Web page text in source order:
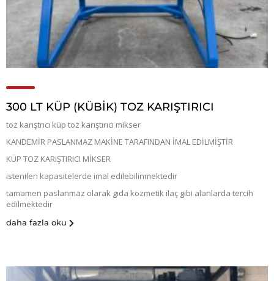
300 LT KÜP (KÜBIK) TOZ KARIŞTIRICI
toz karıştrıcı küp toz karıştırıcı mikser
KANDEMİR PASLANMAZ MAKİNE TARAFINDAN İMAL EDİLMİŞTİR
KÜP TOZ KARIŞTIRICI MİKSER
istenilen kapasitelerde imal edilebilinmektedir
tamamen paslanmaz olarak gıda kozmetik ilaç gibi alanlarda tercih
edilmektedir
daha fazla oku